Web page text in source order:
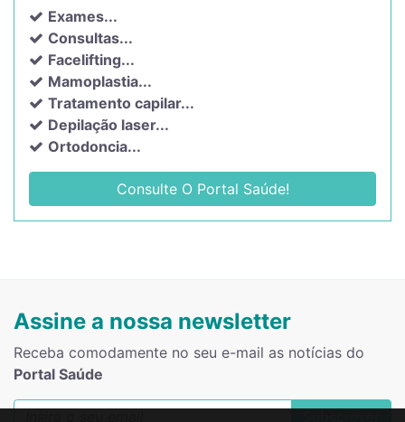
Exames...
Consultas...
Facelifting...
Mamoplastia...
Tratamento capilar...
Depilação laser...
Ortodoncia...
Consulte O Portal Saúde!
Assine a nossa newsletter
Receba comodamente no seu e-mail as notícias do
Portal Saúde